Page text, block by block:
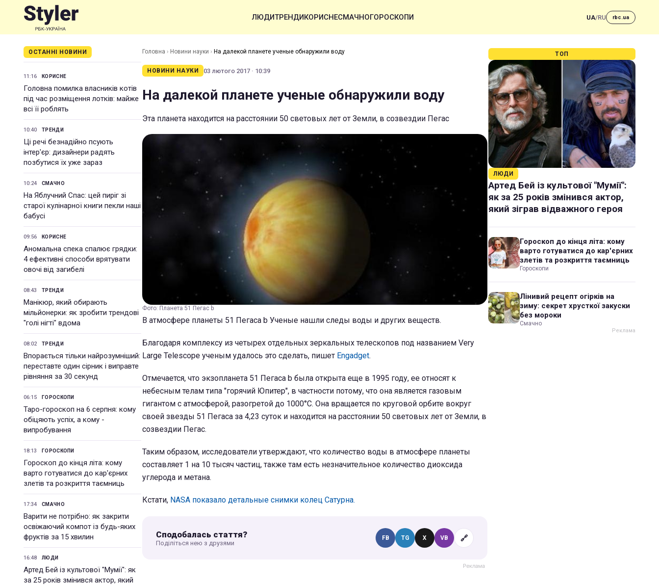
ЛЮДИТРЕНДИКОРИСНЕСМАЧНОГОРОСКОПИ UA/RU rbc.ua
ОСТАННІ НОВИНИ
11:16 КОРИСНЕ
Головна помилка власників котів
під час розміщення лотків: майже
всі її роблять
10:40 ТРЕНДИ
Ці речі безнадійно псують
інтер'єр: дизайнери радять
позбутися їх уже зараз
10:24 СМАЧНО
На Яблучний Спас: цей пиріг зі
старої кулінарної книги пекли наші
бабусі
09:56 КОРИСНЕ
Аномальна спека спалює грядки:
4 ефективні способи врятувати
овочі від загибелі
08:43 ТРЕНДИ
Манікюр, який обирають
мільйонерки: як зробити трендові
"голі нігті" вдома
08:02 ТРЕНДИ
Впорається тільки найрозумніший:
переставте один сірник і виправте
рівняння за 30 секунд
06:15 ГОРОСКОПИ
Таро-гороскоп на 6 серпня: кому
обіцяють успіх, а кому -
випробування
18:13 ГОРОСКОПИ
Гороскоп до кінця літа: кому
варто готуватися до кар'єрних
злетів та розкриття таємниць
17:34 СМАЧНО
Варити не потрібно: як закрити
освіжаючий компот із будь-яких
фруктів за 15 хвилин
16:48 ЛЮДИ
Артед Бей із культової "Мумії": як
за 25 років змінився актор, який
Головна › Новини науки › На далекой планете ученые обнаружили воду
НОВИНИ НАУКИ 03 лютого 2017 · 10:39
На далекой планете ученые обнаружили воду
Эта планета находится на расстоянии 50 световых лет от Земли, в созвездии Пегас
Фото: Планета 51 Пегас b
В атмосфере планеты 51 Пегаса b Ученые нашли следы воды и других веществ.
Благодаря комплексу из четырех отдельных зеркальных телескопов под названием Very
Large Telescope ученым удалось это сделать, пишет Engadget.
Отмечается, что экзопланета 51 Пегаса b была открыта еще в 1995 году, ее относят к
небесным телам типа "горячий Юпитер", в частности потому, что она является газовым
гигантом с атмосферой, разогретой до 1000°C. Она вращается по круговой орбите вокруг
своей звезды 51 Пегаса за 4,23 суток и находится на расстоянии 50 световых лет от Земли, в
созвездии Пегас.
Таким образом, исследователи утверждают, что количество воды в атмосфере планеты
составляет 1 на 10 тысяч частиц, также там есть незначительное количество диоксида
углерода и метана.
Кстати, NASA показало детальные снимки колец Сатурна.
Сподобалась стаття?
Поділіться нею з друзями
FB TG X VB 🔗
ТОП
ЛЮДИ
Артед Бей із культової "Мумії":
як за 25 років змінився актор,
який зіграв відважного героя
Гороскоп до кінця літа: кому
варто готуватися до кар'єрних
злетів та розкриття таємниць
Гороскопи
Лінивий рецепт огірків на
зиму: секрет хрусткої закуски
без мороки
Смачно